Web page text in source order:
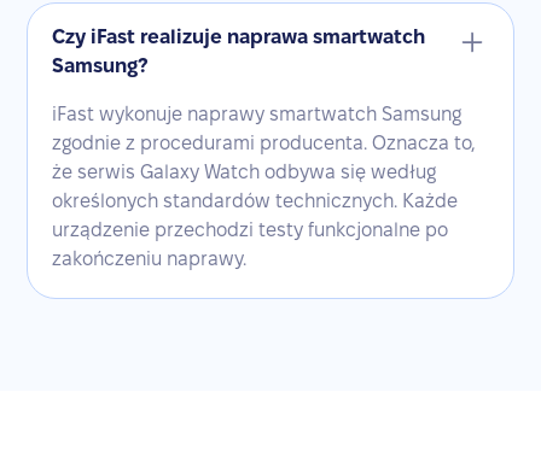
Czy iFast realizuje naprawa smartwatch
Samsung?
iFast wykonuje naprawy smartwatch Samsung
zgodnie z procedurami producenta. Oznacza to,
że serwis Galaxy Watch odbywa się według
określonych standardów technicznych. Każde
urządzenie przechodzi testy funkcjonalne po
zakończeniu naprawy.